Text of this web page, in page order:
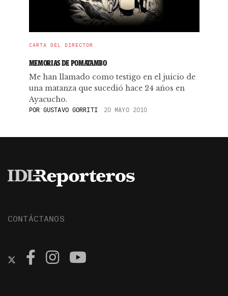
CARTA DEL DIRECTOR
MEMORIAS DE POMATAMBO
Me han llamado como testigo en el juicio de
una matanza que sucedió hace 24 años en
Ayacucho.
POR GUSTAVO GORRITI 20 MAYO 2010
CONTÁCTANOS